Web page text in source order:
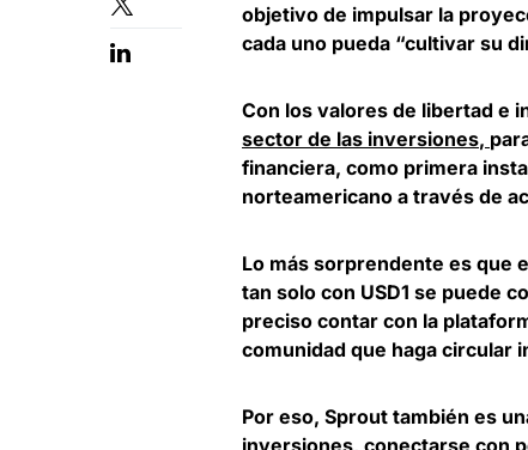
objetivo de impulsar la
cada uno pueda “cultivar su
Con los valores de libertad e
sector de las inversiones,
financiera, como primera
norteamericano a través de
Lo más sorprendente es que
tan solo con USD1 se puede
preciso contar con la
comunidad que haga circular
Por eso, Sprout también es